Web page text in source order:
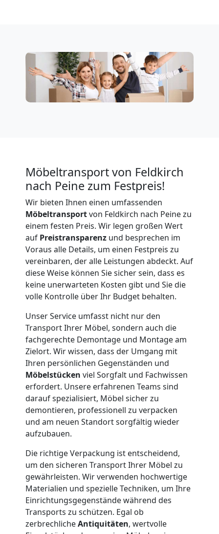
Möbeltransport von Feldkirch
nach Peine zum Festpreis!
Wir bieten Ihnen einen umfassenden
Möbeltransportvon Feldkirch nach Peine zu
einem festen Preis. Wir legen großen Wert
auf Preistransparenz und besprechen im
Voraus alle Details, um einen Festpreis zu
vereinbaren, der alle Leistungen abdeckt. Auf
diese Weise können Sie sicher sein, dass es
keine unerwarteten Kosten gibt und Sie die
volle Kontrolle über Ihr Budget behalten.
Unser Service umfasst nicht nur den
Transport Ihrer Möbel, sondern auch die
fachgerechte Demontage und Montage am
Zielort. Wir wissen, dass der Umgang mit
Ihren persönlichen Gegenständen und
Möbelstücken viel Sorgfalt und Fachwissen
erfordert. Unsere erfahrenen Teams sind
darauf spezialisiert, Möbel sicher zu
demontieren, professionell zu verpacken
und am neuen Standort sorgfältig wieder
aufzubauen.
Die richtige Verpackung ist entscheidend,
um den sicheren Transport Ihrer Möbel zu
gewährleisten. Wir verwenden hochwertige
Materialien und spezielle Techniken, um Ihre
Einrichtungsgegenstände während des
Transports zu schützen. Egal ob
zerbrechlicheAntiquitäten, wertvolle
Feldkirch
Firmenumzug
Feldkirch
Feldkirch
Expressumzug
Feldkirch
Tragehilfe
Feldkirch
Kleiner
Umzug
Feldkirch
Küchenumzug
Feldkirch
Umzug
und
Lagerung